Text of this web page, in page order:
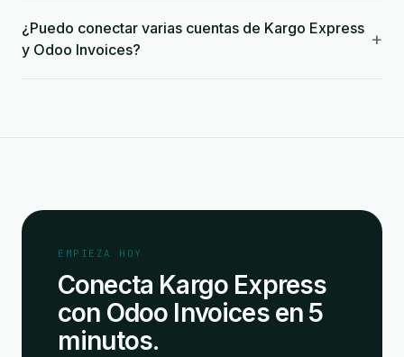
¿Puedo conectar varias cuentas de Kargo Express
y Odoo Invoices?
+
EMPIEZA HOY
Conecta Kargo Express
con Odoo Invoices en 5
minutos.